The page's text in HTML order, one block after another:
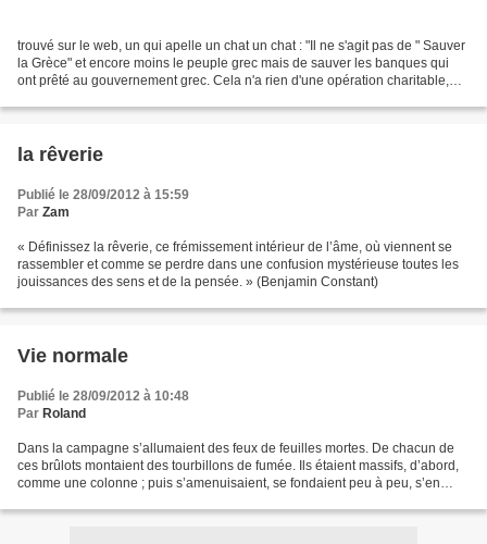
trouvé sur le web, un qui apelle un chat un chat : "Il ne s'agit pas de " Sauver
la Grèce" et encore moins le peuple grec mais de sauver les banques qui
ont prêté au gouvernement grec. Cela n'a rien d'une opération charitable,
la rêverie
Publié le 28/09/2012 à 15:59
Par Zam
« Définissez la rêverie, ce frémissement intérieur de l’âme, où viennent se
rassembler et comme se perdre dans une confusion mystérieuse toutes les
jouissances des sens et de la pensée. » (Benjamin Constant)
Vie normale
Publié le 28/09/2012 à 10:48
Par Roland
Dans la campagne s’allumaient des feux de feuilles mortes. De chacun de
ces brûlots montaient des tourbillons de fumée. Ils étaient massifs, d’abord,
comme une colonne ; puis s’amenuisaient, se fondaient peu à peu, s’en